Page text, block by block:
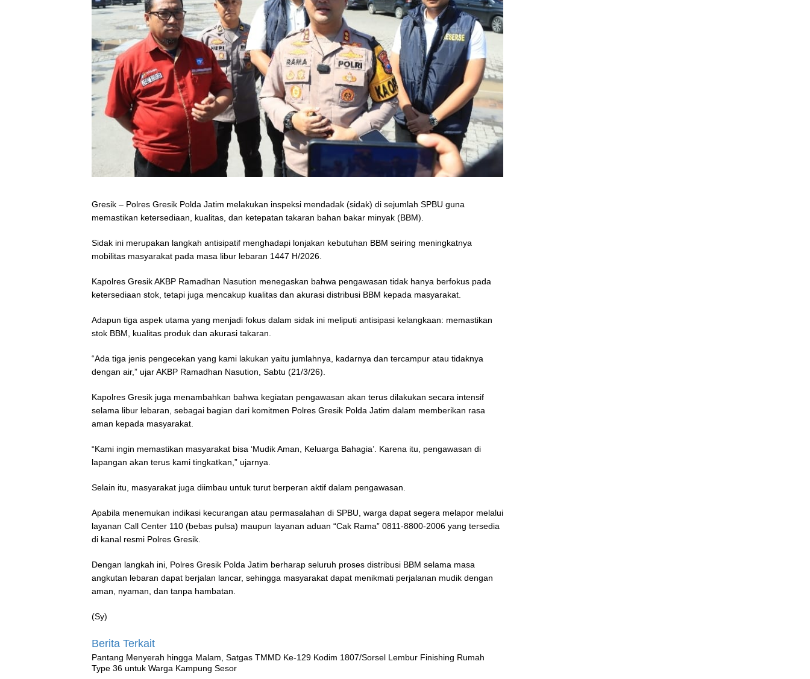
Gresik – Polres Gresik Polda Jatim melakukan inspeksi mendadak (sidak) di sejumlah SPBU guna
memastikan ketersediaan, kualitas, dan ketepatan takaran bahan bakar minyak (BBM).
Sidak ini merupakan langkah antisipatif menghadapi lonjakan kebutuhan BBM seiring meningkatnya
mobilitas masyarakat pada masa libur lebaran 1447 H/2026.
Kapolres Gresik AKBP Ramadhan Nasution menegaskan bahwa pengawasan tidak hanya berfokus pada
ketersediaan stok, tetapi juga mencakup kualitas dan akurasi distribusi BBM kepada masyarakat.
Adapun tiga aspek utama yang menjadi fokus dalam sidak ini meliputi antisipasi kelangkaan: memastikan
stok BBM, kualitas produk dan akurasi takaran.
“Ada tiga jenis pengecekan yang kami lakukan yaitu jumlahnya, kadarnya dan tercampur atau tidaknya
dengan air,” ujar AKBP Ramadhan Nasution, Sabtu (21/3/26).
Kapolres Gresik juga menambahkan bahwa kegiatan pengawasan akan terus dilakukan secara intensif
selama libur lebaran, sebagai bagian dari komitmen Polres Gresik Polda Jatim dalam memberikan rasa
aman kepada masyarakat.
“Kami ingin memastikan masyarakat bisa ‘Mudik Aman, Keluarga Bahagia’. Karena itu, pengawasan di
lapangan akan terus kami tingkatkan,” ujarnya.
Selain itu, masyarakat juga diimbau untuk turut berperan aktif dalam pengawasan.
Apabila menemukan indikasi kecurangan atau permasalahan di SPBU, warga dapat segera melapor melalui
layanan Call Center 110 (bebas pulsa) maupun layanan aduan “Cak Rama” 0811-8800-2006 yang tersedia
di kanal resmi Polres Gresik.
Dengan langkah ini, Polres Gresik Polda Jatim berharap seluruh proses distribusi BBM selama masa
angkutan lebaran dapat berjalan lancar, sehingga masyarakat dapat menikmati perjalanan mudik dengan
aman, nyaman, dan tanpa hambatan.
(Sy)
Berita Terkait
Pantang Menyerah hingga Malam, Satgas TMMD Ke-129 Kodim 1807/Sorsel Lembur Finishing Rumah
Type 36 untuk Warga Kampung Sesor